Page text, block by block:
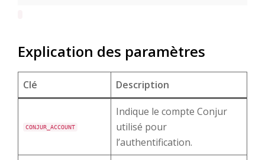
Explication des paramètres
Clé Description
CONJUR_ACCOUNT
Indique le compte Conjur
utilisé pour
l’authentification.